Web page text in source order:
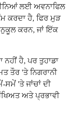
ਲਈ ਅਵਨਾਫਿਲ
ਕਰਦਾ ਹੈ, ਫਿਰ ਮੁੜ
ਕਰਨ, ਜਾਂ ਇੱਕ
ਹੈ, ਪਰ ਤੁਹਾਡਾ
ਤੌਰ 'ਤੇ ਨਿਗਰਾਨੀ
'ਤੇ ਜਾਂਚਾਂ ਦੀ
ਅਤੇ ਪ੍ਰਭਾਵੀ